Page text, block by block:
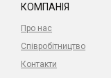
КОМПАНІЯ
Про нас
Співробітництво
Контакти